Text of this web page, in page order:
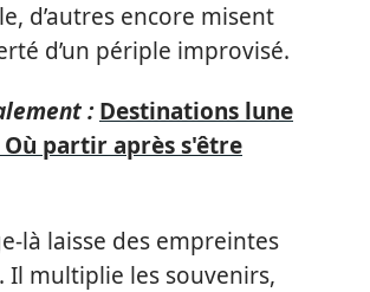
d’autres encore misent
d’un périple improvisé.
: Destinations lune
partir après s'être
là laisse des empreintes
Il multiplie les souvenirs,